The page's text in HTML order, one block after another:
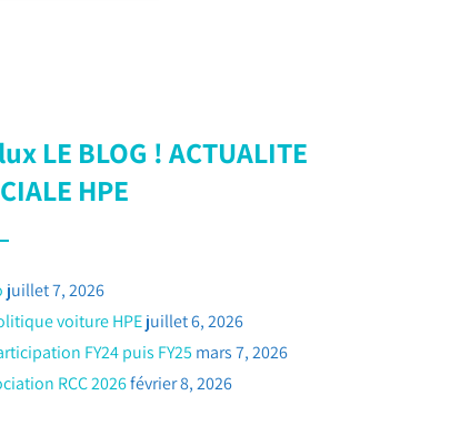
LE BLOG ! ACTUALITE
HPE
juillet 7, 2026
voiture HPEjuillet 6, 2026
FY24 puis FY25 mars 7, 2026
RCC 2026février 8, 2026